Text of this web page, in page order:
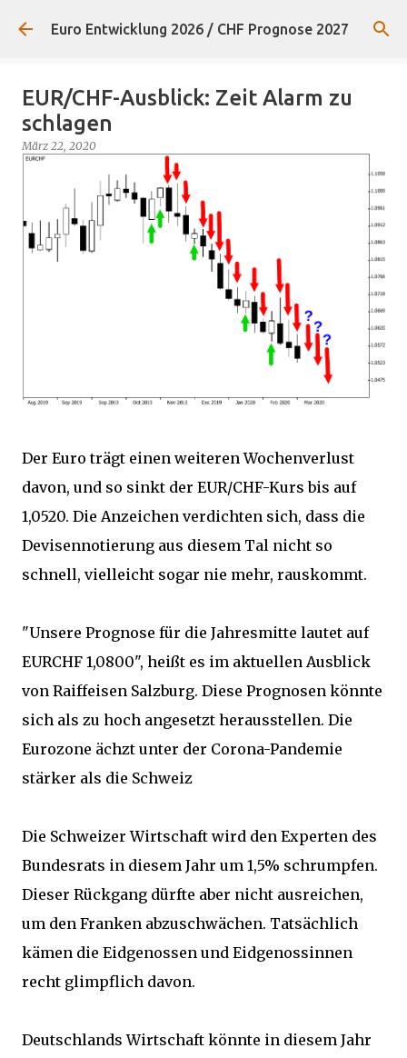
Direkt zum Hauptbereich
Euro Entwicklung 2026 / CHF Prognose 2027
EUR/CHF-Ausblick: Zeit Alarm zu
schlagen
März 22, 2020
Der Euro trägt einen weiteren Wochenverlust
davon, und so sinkt der EUR/CHF-Kurs bis auf
1,0520. Die Anzeichen verdichten sich, dass die
Devisennotierung aus diesem Tal nicht so
schnell, vielleicht sogar nie mehr, rauskommt.
"Unsere Prognose für die Jahresmitte lautet auf
EURCHF 1,0800", heißt es im aktuellen Ausblick
von Raiffeisen Salzburg. Diese Prognosen könnte
sich als zu hoch angesetzt herausstellen. Die
Eurozone ächzt unter der Corona-Pandemie
stärker als die Schweiz
Die Schweizer Wirtschaft wird den Experten des
Bundesrats in diesem Jahr um 1,5% schrumpfen.
Dieser Rückgang dürfte aber nicht ausreichen,
um den Franken abzuschwächen. Tatsächlich
kämen die Eidgenossen und Eidgenossinnen
recht glimpflich davon.
Deutschlands Wirtschaft könnte in diesem Jahr